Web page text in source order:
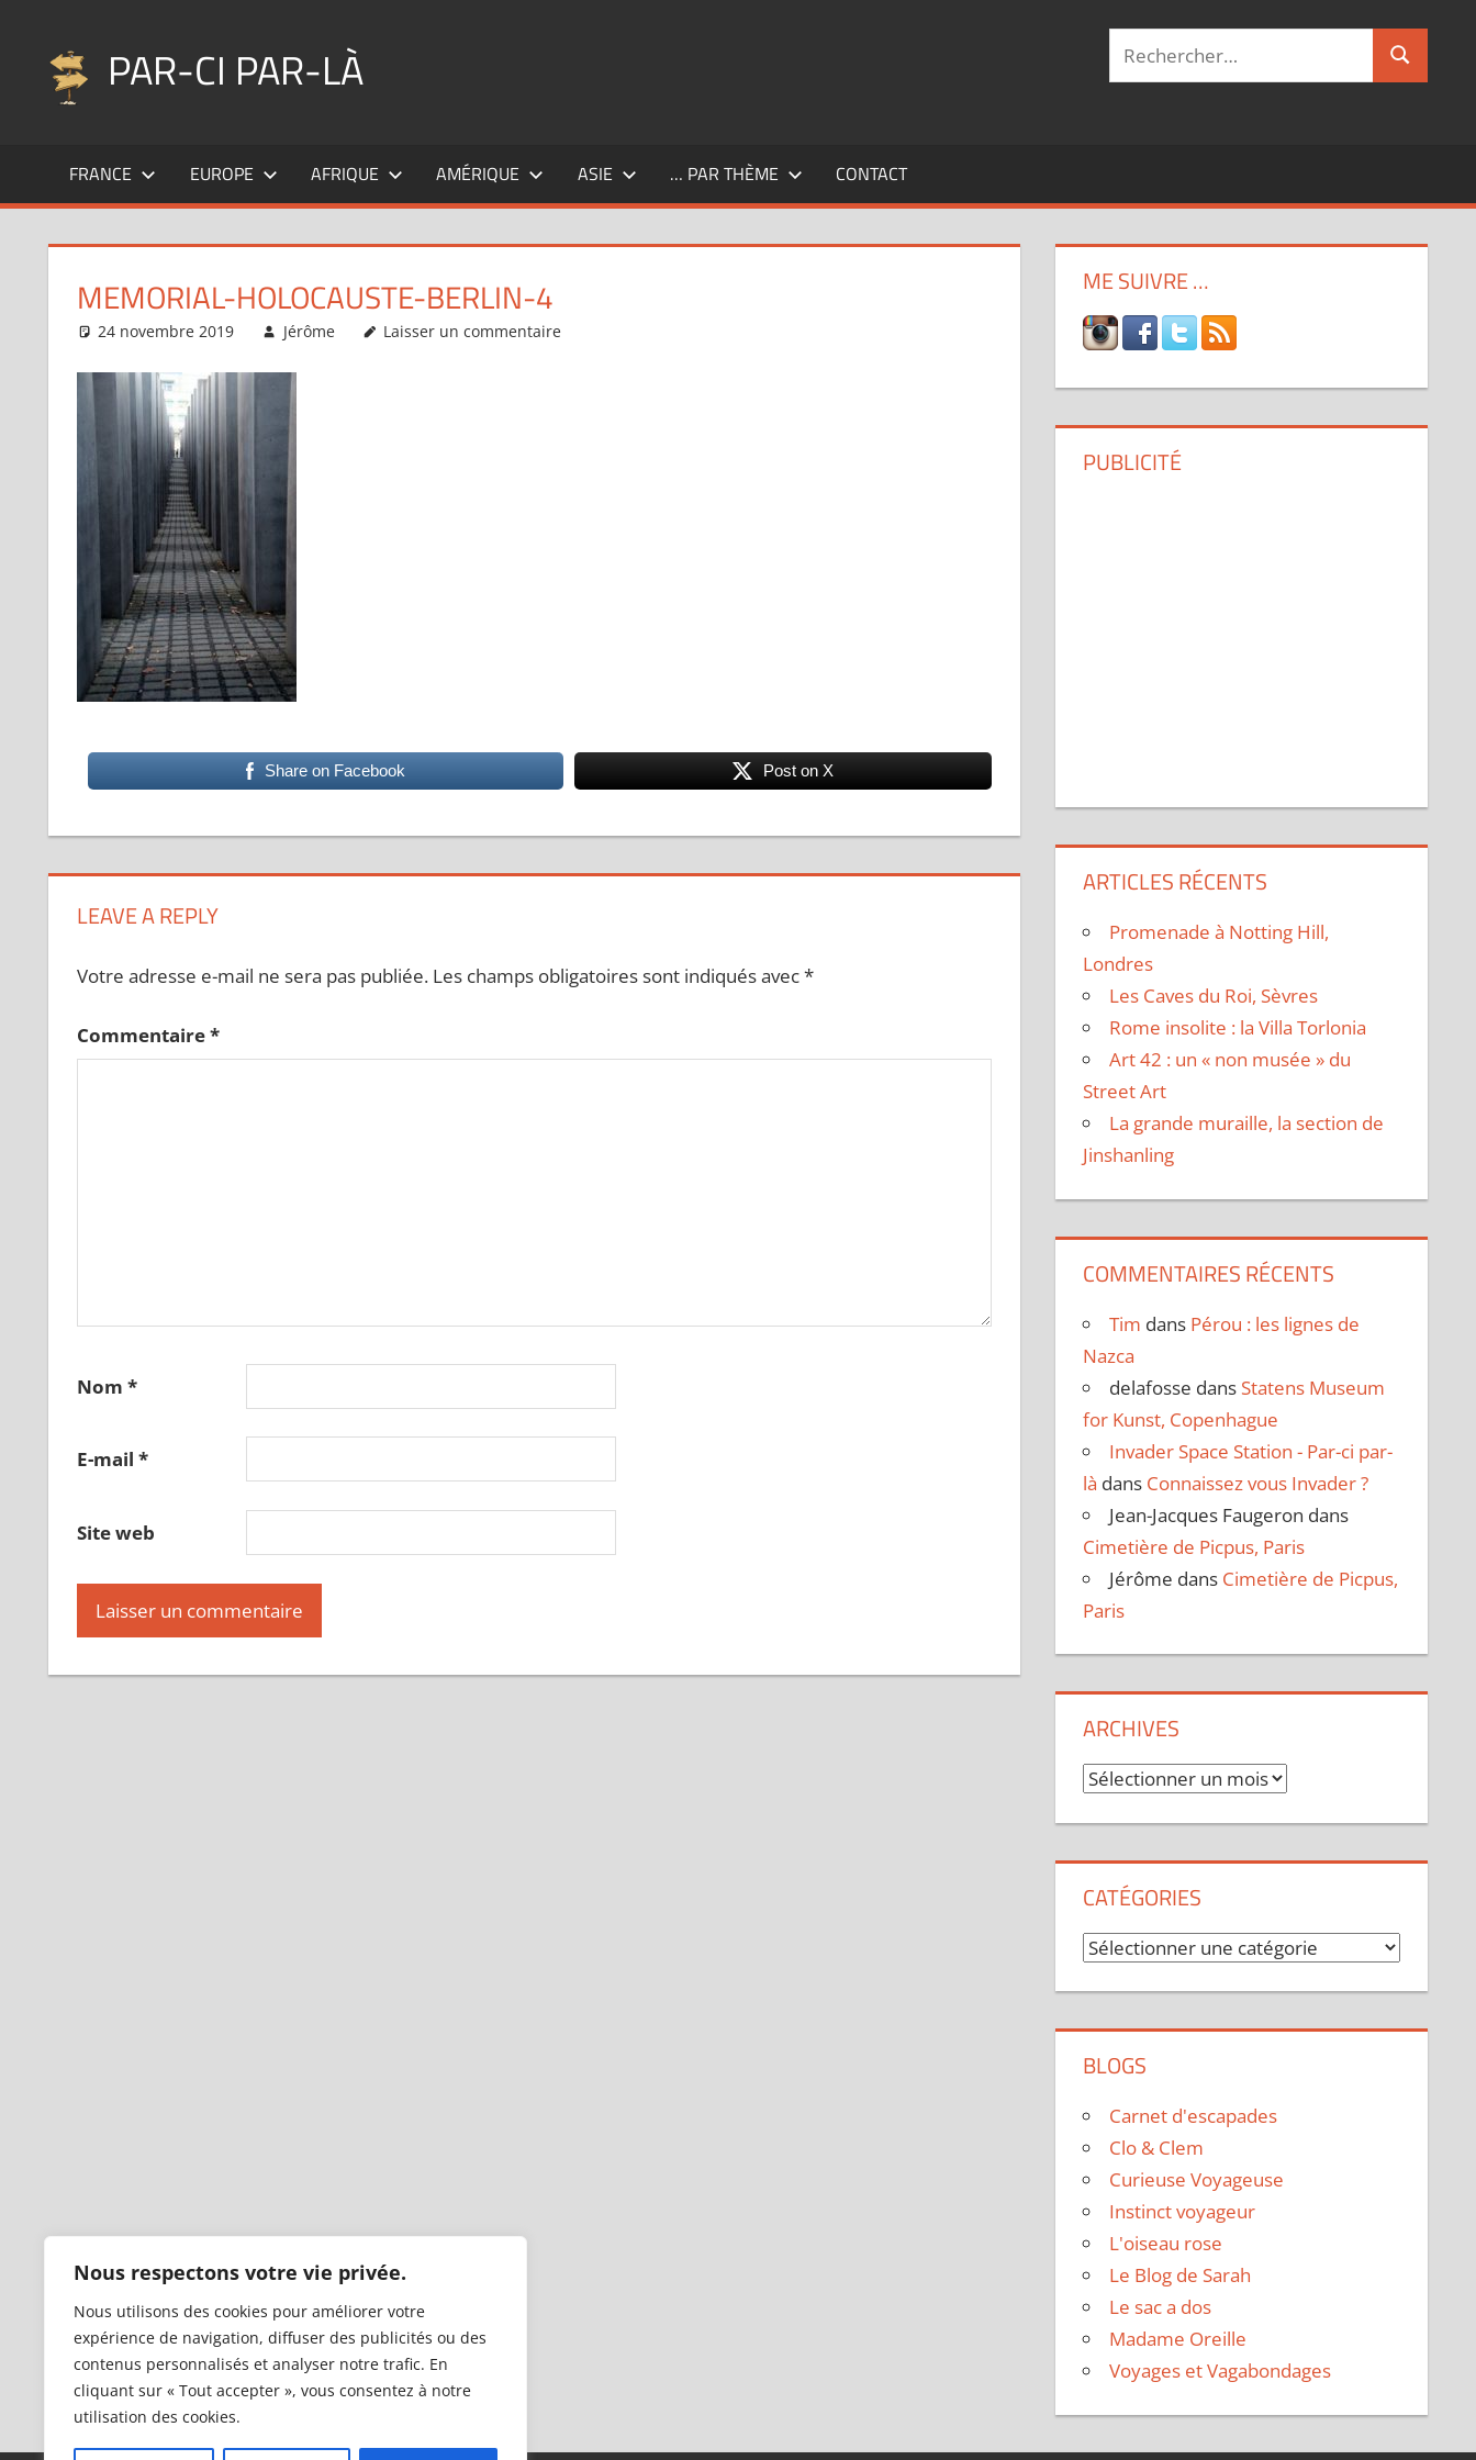
Nous respectons votre vie privée.
Nous utilisons des cookies pour améliorer votre
expérience de navigation, diffuser des publicités ou des
contenus personnalisés et analyser notre trafic. En
cliquant sur « Tout accepter », vous consentez à notre
utilisation des cookies.
contenu
PAR-CI PAR-LÀ
fil
pérégrinations
Recherche
FRANCE EUROPE AFRIQUE AMÉRIQUE ASIE … PAR THÈME CONTACT
MEMORIAL-HOLOCAUSTE-BERLIN-4
24 novembre 2019 Jérôme Laisser un commentaire
Share on Facebook Post on X
LEAVE A REPLY
Votre adresse e-mail ne sera pas publiée. Les champs obligatoires sont indiqués avec*
Commentaire*
Nom *
E-mail *
Site web
ME SUIVRE …
PUBLICITÉ
ARTICLES RÉCENTS
Promenade à Notting Hill,
Londres
Les Caves du Roi, Sèvres
Rome insolite : la Villa Torlonia
Art 42 : un « non musée » du
Street Art
La grande muraille, la section de
Jinshanling
COMMENTAIRES RÉCENTS
Tim dans Pérou : les lignes de
Nazca
delafosse dans Statens Museum
for Kunst, Copenhague
Invader Space Station - Par-ci par-
là dans Connaissez vous Invader ?
Jean-Jacques Faugeron dans
Cimetière de Picpus, Paris
Jérôme dans Cimetière de Picpus,
Paris
ARCHIVES
Archives
CATÉGORIES
Catégories
BLOGS
Carnet d'escapades
Clo & Clem
Curieuse Voyageuse
Instinct voyageur
L'oiseau rose
Le Blog de Sarah
Le sac a dos
Madame Oreille
Voyages et Vagabondages